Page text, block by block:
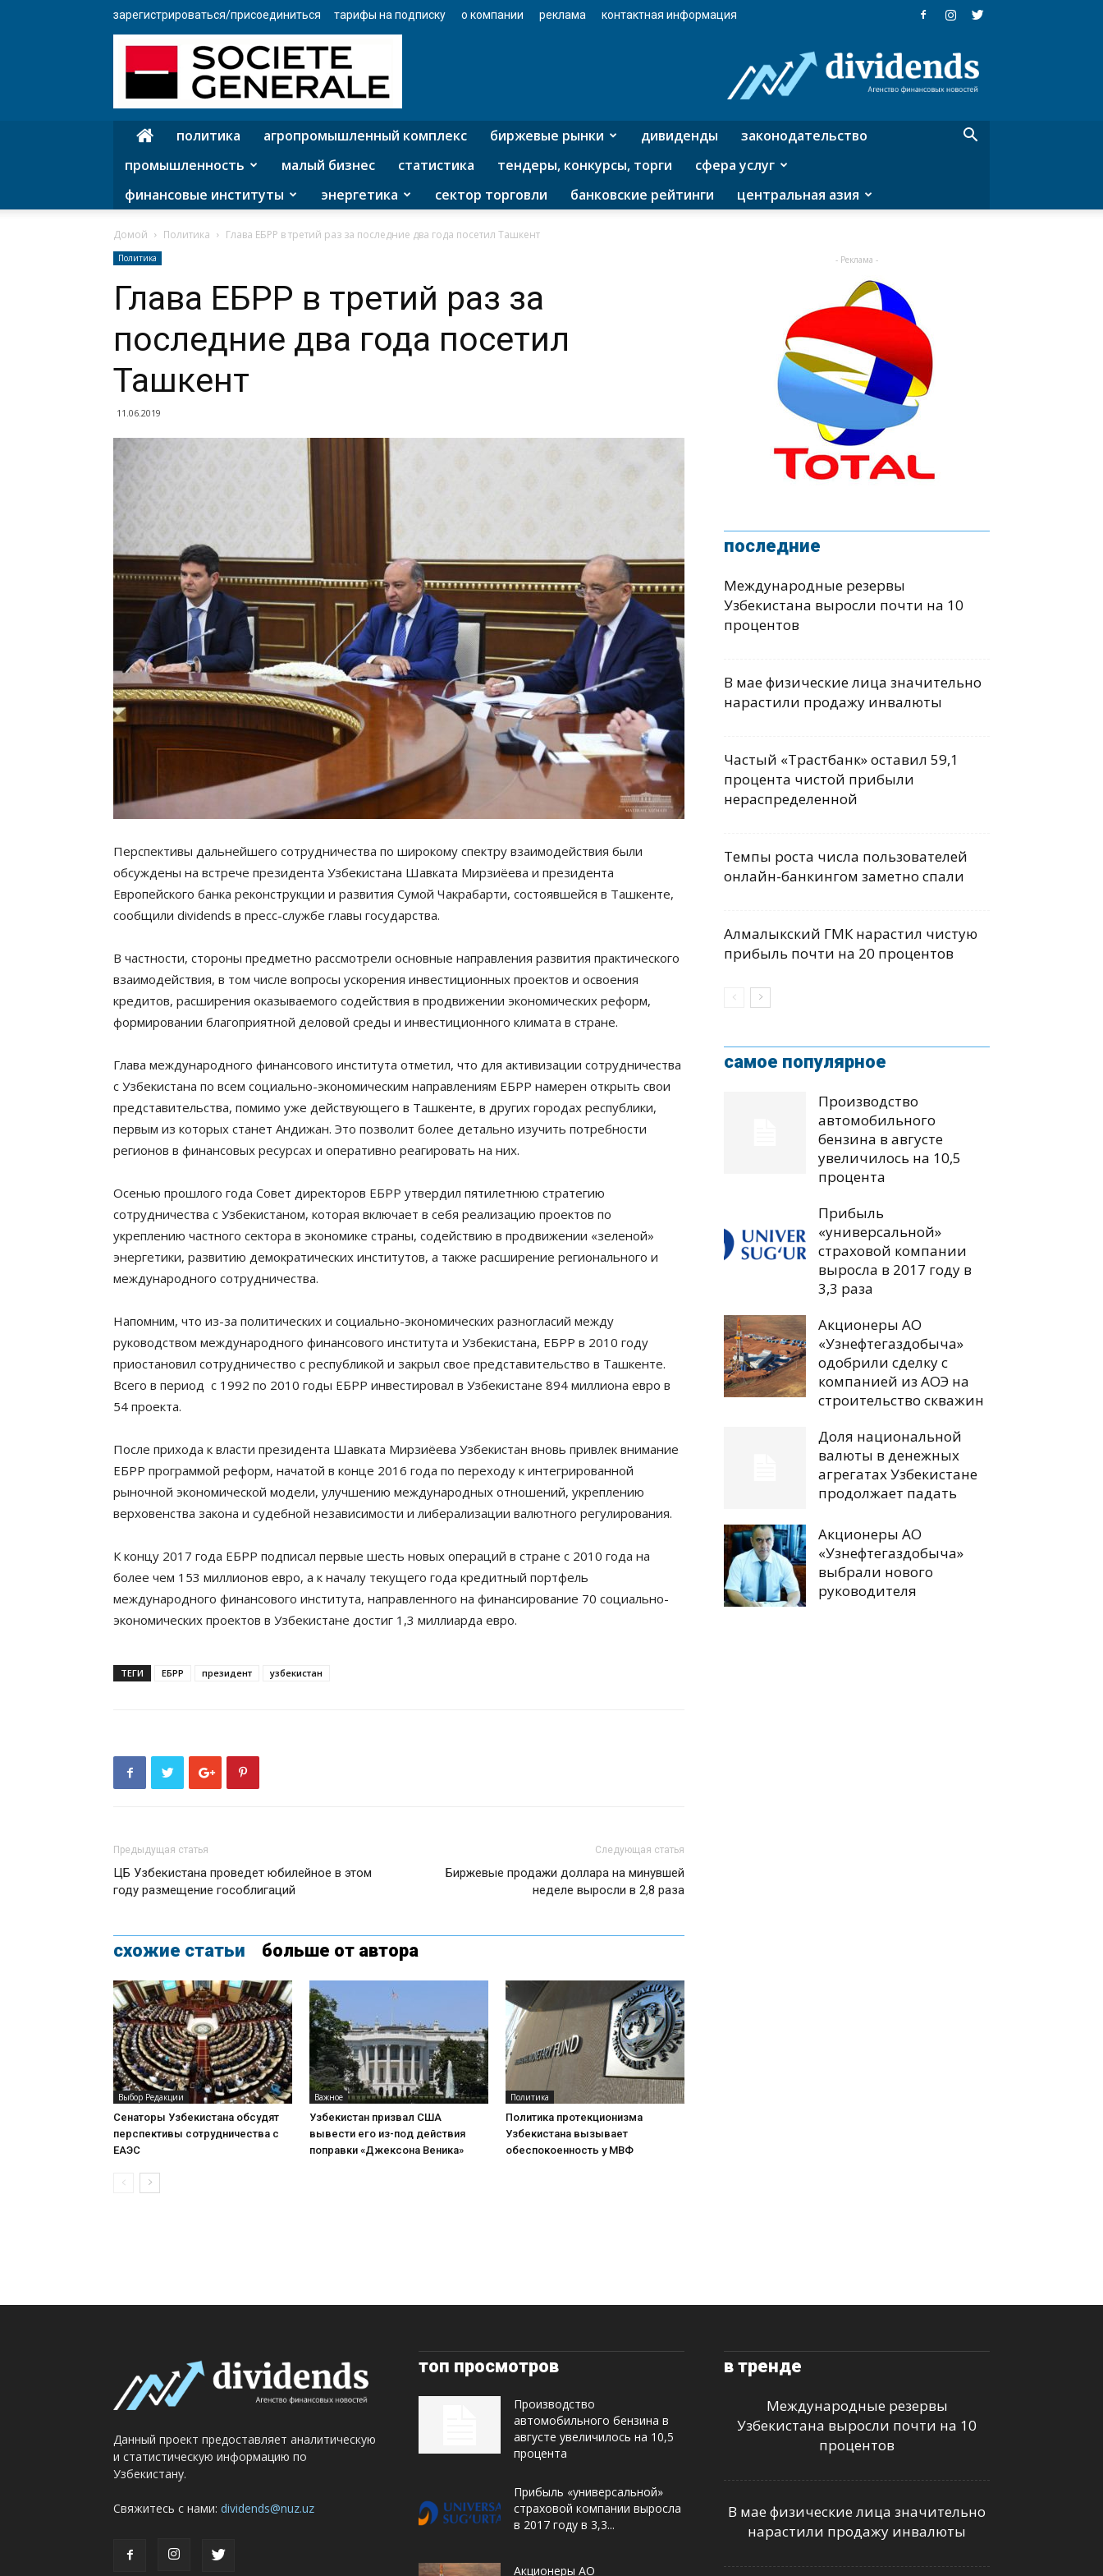
зарегистрироваться/присоединиться тарифы на подписку о компании реклама контактная информация
агентство
финансовых
политика агропромышленный комплекс биржевые рынки дивиденды
законодательство
промышленность
малый бизнес статистика тендеры, конкурсы, торги
сфера услуг
финансовые институты
энергетика сектор торговли банковские рейтинги центральная азия
Домой Политика Глава ЕБРР в третий раз за последние два года посетил Ташкент
Политика
Глава ЕБРР в третий раз за
последние два года посетил
Ташкент
11.06.2019
Перспективы дальнейшего сотрудничества по широкому спектру взаимодействия были
обсуждены на встрече президента Узбекистана Шавката Мирзиёева и президента
Европейского банка реконструкции и развития Сумой Чакрабарти, состоявшейся в Ташкенте,
сообщили dividends в пресс-службе главы государства.
В частности, стороны предметно рассмотрели основные направления развития практического
взаимодействия, в том числе вопросы ускорения инвестиционных проектов и освоения
кредитов, расширения оказываемого содействия в продвижении экономических реформ,
формировании благоприятной деловой среды и инвестиционного климата в стране.
Глава международного финансового института отметил, что для активизации сотрудничества
с Узбекистана по всем социально-экономическим направлениям ЕБРР намерен открыть свои
представительства, помимо уже действующего в Ташкенте, в других городах республики,
первым из которых станет Андижан. Это позволит более детально изучить потребности
регионов в финансовых ресурсах и оперативно реагировать на них.
Осенью прошлого года Совет директоров ЕБРР утвердил пятилетнюю стратегию
сотрудничества с Узбекистаном, которая включает в себя реализацию проектов по
укреплению частного сектора в экономике страны, содействию в продвижении «зеленой»
энергетики, развитию демократических институтов, а также расширение регионального и
международного сотрудничества.
Напомним, что из-за политических и социально-экономических разногласий между
руководством международного финансового института и Узбекистана, ЕБРР в 2010 году
приостановил сотрудничество с республикой и закрыл свое представительство в Ташкенте.
Всего в период с 1992 по 2010 годы ЕБРР инвестировал в Узбекистане 894 миллиона евро в
54 проекта.
После прихода к власти президента Шавката Мирзиёева Узбекистан вновь привлек внимание
ЕБРР программой реформ, начатой в конце 2016 года по переходу к интегрированной
рыночной экономической модели, улучшению международных отношений, укреплению
верховенства закона и судебной независимости и либерализации валютного регулирования.
К концу 2017 года ЕБРР подписал первые шесть новых операций в стране с 2010 года на
более чем 153 миллионов евро, а к началу текущего года кредитный портфель
международного финансового института, направленного на финансирование 70 социально-
экономических проектов в Узбекистане достиг 1,3 миллиарда евро.
ТЕГИ ЕБРР президент узбекистан
Предыдущая статья
ЦБ Узбекистана проведет юбилейное в этом
году размещение гособлигаций
Следующая статья
Биржевые продажи доллара на минувшей
неделе выросли в 2,8 раза
схожие статьи больше от автора
Выбор Редакции
Сенаторы Узбекистана обсудят
перспективы сотрудничества с
ЕАЭС
Важное
Узбекистан призвал США
вывести его из-под действия
поправки «Джексона Веника»
Политика
Политика протекционизма
Узбекистана вызывает
обеспокоенность у МВФ
- Реклама -
последние
Международные резервы
Узбекистана выросли почти на 10
процентов
В мае физические лица значительно
нарастили продажу инвалюты
Частый «Трастбанк» оставил 59,1
процента чистой прибыли
нераспределенной
Темпы роста числа пользователей
онлайн-банкингом заметно спали
Алмалыкский ГМК нарастил чистую
прибыль почти на 20 процентов
самое популярное
Производство
автомобильного
бензина в августе
увеличилось на 10,5
процента
Прибыль
«универсальной»
страховой компании
выросла в 2017 году в
3,3 раза
Акционеры АО
«Узнефтегаздобыча»
одобрили сделку с
компанией из АОЭ на
строительство скважин
Доля национальной
валюты в денежных
агрегатах Узбекистане
продолжает падать
Акционеры АО
«Узнефтегаздобыча»
выбрали нового
руководителя
Данный проект предоставляет аналитическую
и статистическую информацию по
Узбекистану.
Свяжитесь с нами: dividends@nuz.uz
топ просмотров
Производство
автомобильного бензина в
августе увеличилось на 10,5
процента
Прибыль «универсальной»
страховой компании выросла
в 2017 году в 3,3...
Акционеры АО
в тренде
Международные резервы
Узбекистана выросли почти на 10
процентов
В мае физические лица значительно
нарастили продажу инвалюты